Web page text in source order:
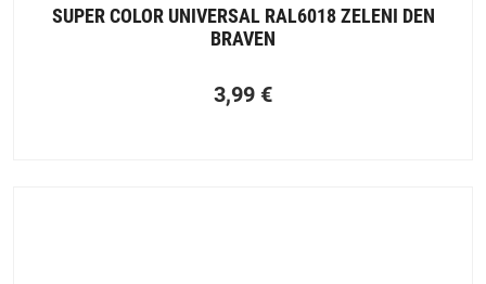
SUPER COLOR UNIVERSAL RAL6018 ZELENI DEN
BRAVEN
3,99 €